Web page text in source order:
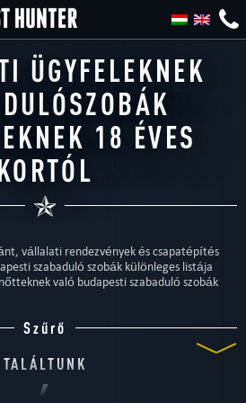
ÜGYFELEKNEK
18 ÉVES
vállalati rendezvények és csapatépítés
szabaduló szobák különleges listája
való budapesti szabaduló szobák
Szűrő
TALÁLTUNK